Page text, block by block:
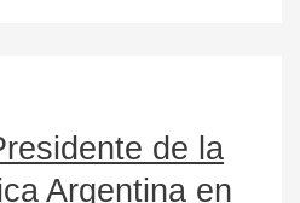
de la
Argentina en